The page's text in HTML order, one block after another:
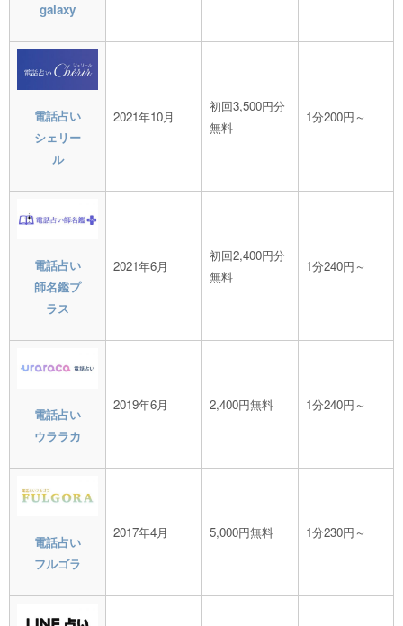
galaxy
電話占い
シェリー
ル
2021年10月
初回3,500円分
無料
1分200円～
電話占い
師名鑑プ
ラス
2021年6月
初回2,400円分
無料
1分240円～
電話占い
ウララカ
2019年6月 2,400円無料 1分240円～
電話占い
フルゴラ
2017年4月 5,000円無料 1分230円～